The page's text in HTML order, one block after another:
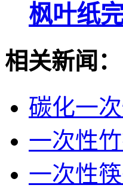
枫叶纸
相关新闻：
碳化一
一次性
一次性